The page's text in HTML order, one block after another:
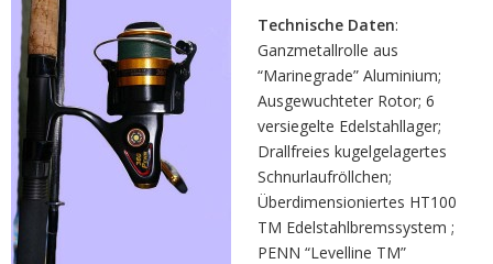
Technische Daten:
Ganzmetallrolle aus
“Marinegrade” Aluminium;
Ausgewuchteter Rotor; 6
versiegelte Edelstahllager;
Drallfreies kugelgelagertes
Schnurlaufröllchen;
Überdimensioniertes HT100
TM Edelstahlbremssystem ;
PENN “Levelline TM”